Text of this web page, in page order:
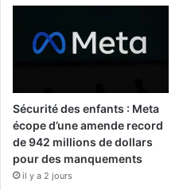
Sécurité des enfants : Meta
écope d’une amende record
de 942 millions de dollars
pour des manquements
il y a 2 jours